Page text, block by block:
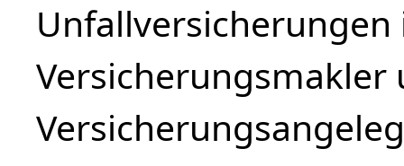
Versicherungsmakler